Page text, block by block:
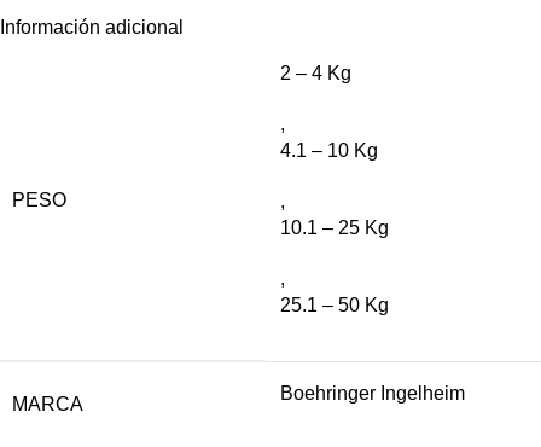
Información adicional
PESO
2 – 4 Kg
,
4.1 – 10 Kg
,
10.1 – 25 Kg
,
25.1 – 50 Kg
MARCA
Boehringer Ingelheim